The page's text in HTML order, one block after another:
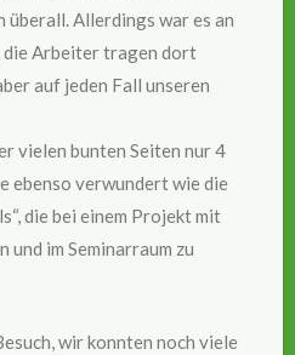
überall. Allerdings war es an
die Arbeiter tragen dort
auf jeden Fall unseren
vielen bunten Seiten nur 4
ebenso verwundert wie die
die bei einem Projekt mit
im Seminarraum zu
wir konnten noch viele